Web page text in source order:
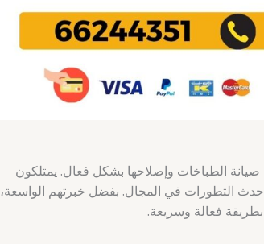
الطباخات وإصلاحها بشكل فعال. يمتلكون
التطورات في المجال. بفضل خبرتهم الواسعة،
فعالة وسريعة.